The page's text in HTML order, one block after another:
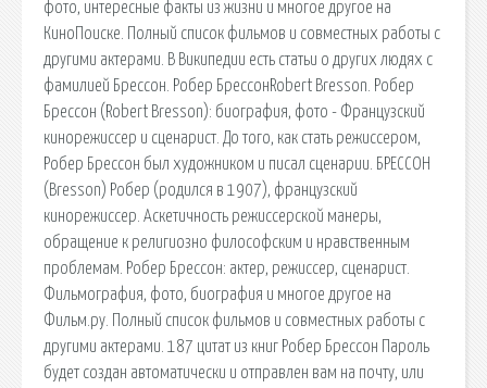
фото, интересные факты из жизни и многое другое на
КиноПоиске. Полный список фильмов и совместных работы с
другими актерами. В Википедии есть статьи о других людях с
фамилией Брессон. Робер БрессонRobert Bresson. Робер
Брессон (Robert Bresson): биография, фото - Французский
кинорежиссер и сценарист. До того, как стать режиссером,
Робер Брессон был художником и писал сценарии. БРЕССОН
(Bresson) Робер (родился в 1907), французский
кинорежиссер. Аскетичность режиссерской манеры,
обращение к религиозно философским и нравственным
проблемам. Робер Брессон: актер, режиссер, сценарист.
Фильмография, фото, биография и многое другое на
Фильм.ру. Полный список фильмов и совместных работы с
другими актерами. 187 цитат из книг Робер Брессон Пароль
будет создан автоматически и отправлен вам на почту, или